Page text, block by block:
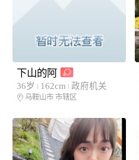
下山的阿
36岁 162cm 政府机关
马鞍山市 市辖区